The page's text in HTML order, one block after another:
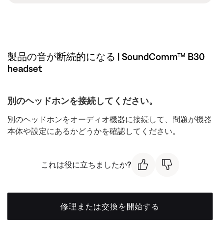
製品の音が断続的になる | SoundComm™ B30
headset
別のヘッドホンを接続してください。
別のヘッドホンをオーディオ機器に接続して、問題が機器
本体や設定にあるかどうかを確認してください。
これは役に立ちましたか?
修理または交換を開始する